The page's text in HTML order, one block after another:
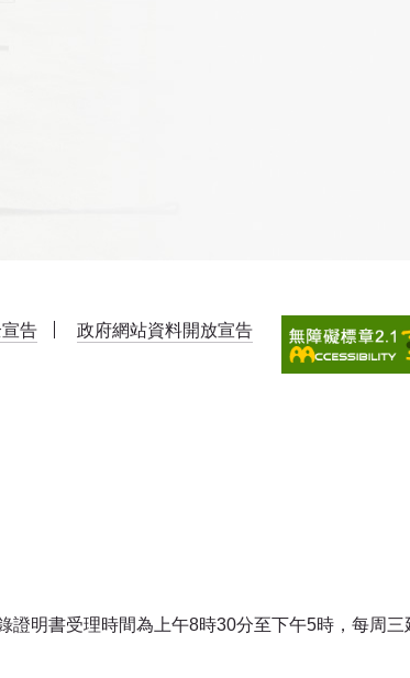
證明書受理時間為上午8時30分至下午5時，每周三
告 政府網站資料開放宣告